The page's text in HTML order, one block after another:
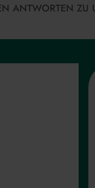
ANTWORTEN ZU